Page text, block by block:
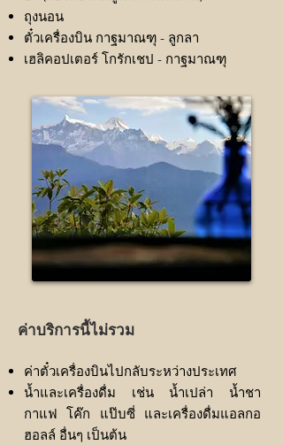
ถุงนอน
ตั๋วเครื่องบิน กาฐมาณฑุ - ลูกลา
เฮลิคอปเตอร์ โกรักเชป - กาฐมาณฑุ
ค่าบริการนี้ไม่รวม
ค่าตั๋วเครื่องบินไปกลับระหว่างประเทศ
น้ำและเครื่องดื่ม เช่น น้ำเปล่า น้ำชา
กาแฟ โค๊ก แป๊บซี่ และเครื่องดื่มแอลกอ
ฮอลล์ อื่นๆ เป็นต้น